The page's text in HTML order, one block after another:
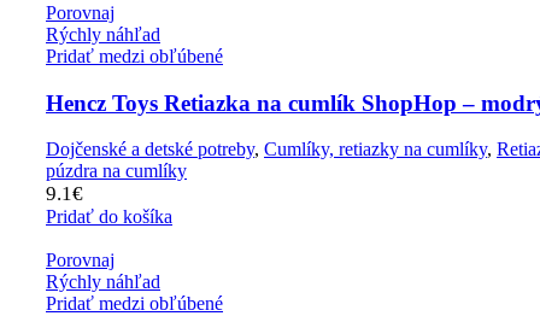
Porovnaj
Rýchly náhľad
Pridať medzi obľúbené
Hencz Toys Retiazka na cumlík ShopHop –
Dojčenské a detské potreby, Cumlíky, retiazky na cumlíky,
púzdra na cumlíky
9.1€
Pridať do košíka
Porovnaj
Rýchly náhľad
Pridať medzi obľúbené